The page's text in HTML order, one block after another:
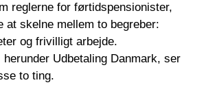
reglerne for førtidspensionister,
at skelne mellem to begreber:
og frivilligt arbejde.
herunder Udbetaling Danmark, ser
to ting.